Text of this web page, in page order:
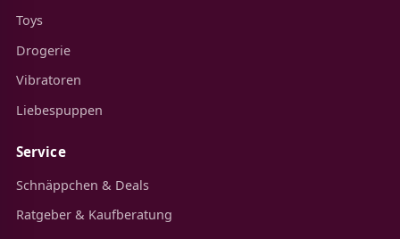
Toys
Drogerie
Vibratoren
Liebespuppen
Service
Schnäppchen & Deals
Ratgeber & Kaufberatung